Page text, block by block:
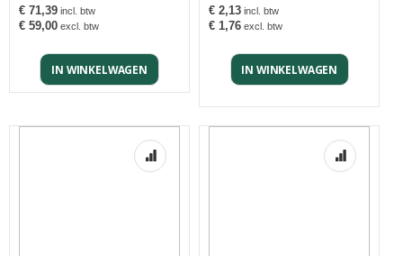
IN WINKELWAGEN
€ 71,39
€ 59,00
IN WINKELWAGEN
€ 2,13
€ 1,76